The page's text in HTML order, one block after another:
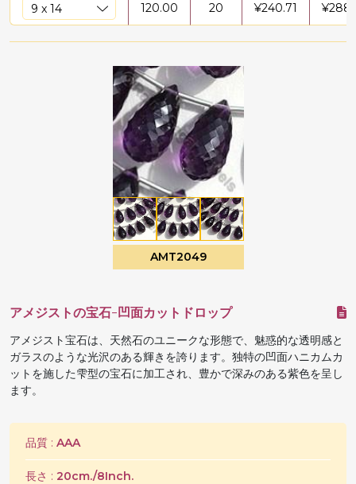
120.00 20 ¥240.71 ¥
AMT2049
アメジストの宝石-凹面カットドロップ
アメジスト宝石は、天然石のユニークな形態で、魅惑的な透明感と
ガラスのような光沢のある輝きを誇ります。独特の凹面ハニカムカ
ットを施した雫型の宝石に加工され、豊かで深みのある紫色を呈し
ます。
品質 : AAA
長さ : 20cm./8Inch.